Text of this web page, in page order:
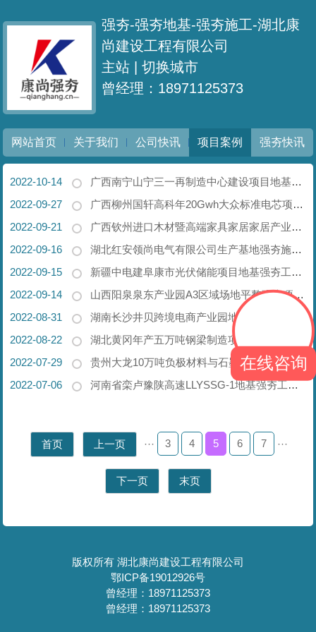
强夯-强夯地基-强夯施工-湖北康
尚建设工程有限公司
主站 |切换城市
曾经理：18971125373
网站首页 关于我们 公司快讯 项目案例 强夯快讯
2022-10-14
广西南宁山宁三一再制造中心建设项目地基强夯工程【康尚强夯承建】
2022-09-27
广西柳州国轩高科年20Gwh大众标准电芯项目强夯锤工程【康尚强夯承建】
2022-09-21
广西钦州进口木材暨高端家具家居家居产业园地基强夯工程【康尚强夯承建】
2022-09-16
湖北红安领尚电气有限公司生产基地强夯施工【康尚强夯承建】
2022-09-15
新疆中电建阜康市光伏储能项目地基强夯工程【康尚强夯建设】
2022-09-14
山西阳泉泉东产业园A3区域场地平整强夯项目【康尚强夯承建】
2022-08-31
湖南长沙井贝跨境电商产业园地基强夯工程【康尚强夯承建】
2022-08-22
湖北黄冈年产五万吨钢梁制造项目强夯工程【康尚强夯承建】
2022-07-29
贵州大龙10万吨负极材料与石墨超高提纯应用项目强夯工程【康尚强夯承建】
2022-07-06
河南省栾卢豫陕高速LLYSSG-1地基强夯工程【康尚强夯承建】
首页 上一页 ··· 3 4 5 6 7 ···
下一页 末页
版权所有 湖北康尚建设工程有限公司
鄂ICP备19012926号
曾经理：18971125373
曾经理：18971125373
在线咨询